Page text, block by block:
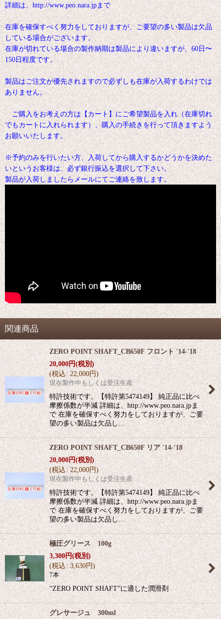
詳細は、http://www.peo.nara.jpまで
在庫を確保すべく努力をしておりますが、ご要望の多い製品は欠品
している場合がございます。
在庫が切れている場合の製作納期は製品により違いますが、60日〜
150日程度です。
製品はご注文が優先されますので必ずしも在庫が入荷するわけでは
ありません。
ご購入をお考えの方は【カート】にご希望製品を入れ（在庫切れ
でもカートに入れられます）、購入の手続きを行って頂きますよう
お願いいたします。
※予約のみを行いたい方、入荷してから購入するかどうかを決めた
いというお客様は、必ず銀行振込を選択して下さい。
製品が入荷しましたらメールにてご連絡を致します。
関連商品
ZERO POINT SHAFT_CB650F フロント '14-'18
20,000円(税別)
(税込: 22,000円)
現在製作中もしくは受注生産
特許技術です。【特許第5474149】 純正品に比べ
摩擦係数が半減 詳細は、http://www.peo.nara.jpま
で 在庫を確保すべく努力をしておりますが、ご要
望の多い製品は欠品し…
ZERO POINT SHAFT_CB650F リア '14-'18
20,000円(税別)
(税込: 22,000円)
現在製作中もしくは受注生産
特許技術です。【特許第5474149】 純正品に比べ
摩擦係数が半減 詳細は、http://www.peo.nara.jpま
で 在庫を確保すべく努力をしておりますが、ご要
望の多い製品は欠品し…
極圧グリース 100g
3,300円(税別)
(税込: 3,630円)
7本
“ZERO POINT SHAFT”に適した潤滑剤
グレサージュ 300ml